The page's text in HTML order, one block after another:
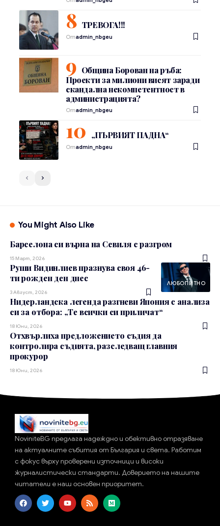
ТРЕВОГА!!!
Отadmin_nbgeu
Община Борован на ръба:
Проекти за милиони висят заради
скандална некомпетентност в
администрацията?
Отadmin_nbgeu
„ПЪРВИЯТ ПАДНА“
Отadmin_nbgeu
You Might Also Like
Барселона си върна на Севиля с разгром
15 Март, 2026
ЛЮБОПИТНО
Руши Видинлиев празнува своя 46-
ти рожден ден днес
3 Август, 2026
Нидерландска легенда разгневи Япония с анализа
си за отбора: „Те всички си приличат“
18 Юни, 2026
Отхвърлиха предложението съдия да
контролира съдията, разследващ главния
прокурор
18 Юни, 2026
NoviniteBG предлага надеждно и обективно отразяване
на актуалните събития от България и света. Работим
с фокус върху проверени източници и високи
журналистически стандарти. Доверието на нашите
читатели е наш основен приоритет.